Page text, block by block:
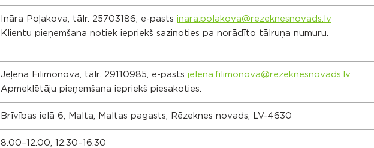
Ināra Poļakova, tālr. 25703186, e-pasts inara.polakova@rezeknesnovads.lv
Klientu pieņemšana notiek iepriekš sazinoties pa norādīto tālruņa numuru.
Jeļena Filimonova, tālr. 29110985, e-pasts jelena.filimonova@rezeknesnovads.lv
Apmeklētāju pieņemšana iepriekš piesakoties.
Brīvības ielā 6, Malta, Maltas pagasts, Rēzeknes novads, LV-4630
8.00–12.00, 12.30–16.30